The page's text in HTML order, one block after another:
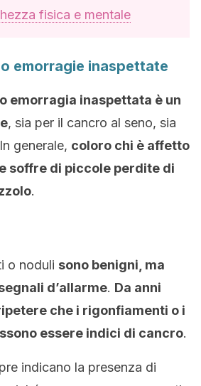
fisica e mentale
emorragie inaspettate
emorragia inaspettata è un
, sia per il cancro al seno, sia
generale, coloro chi è affetto
soffre di piccole perdite di
.
o noduli sono benigni, ma
d’allarme. Da anni
che i rigonfiamenti o i
essere indici di cancro.
indicano la presenza di